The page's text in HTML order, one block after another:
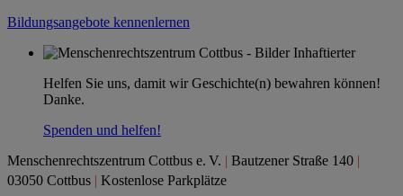
Bildungsangebote kennenlernen
Helfen Sie uns, damit wir Geschichte(n) bewahren können!
Danke.
Spenden und helfen!
Menschenrechtszentrum Cottbus e. V. | Bautzener Straße 140 |
03050 Cottbus | Kostenlose Parkplätze